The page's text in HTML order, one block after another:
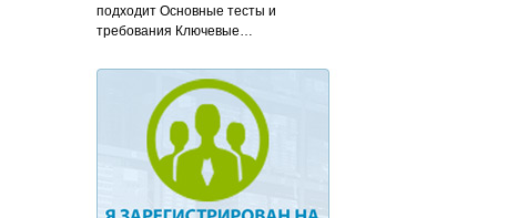
подходит Основные тесты и
требования Ключевые…